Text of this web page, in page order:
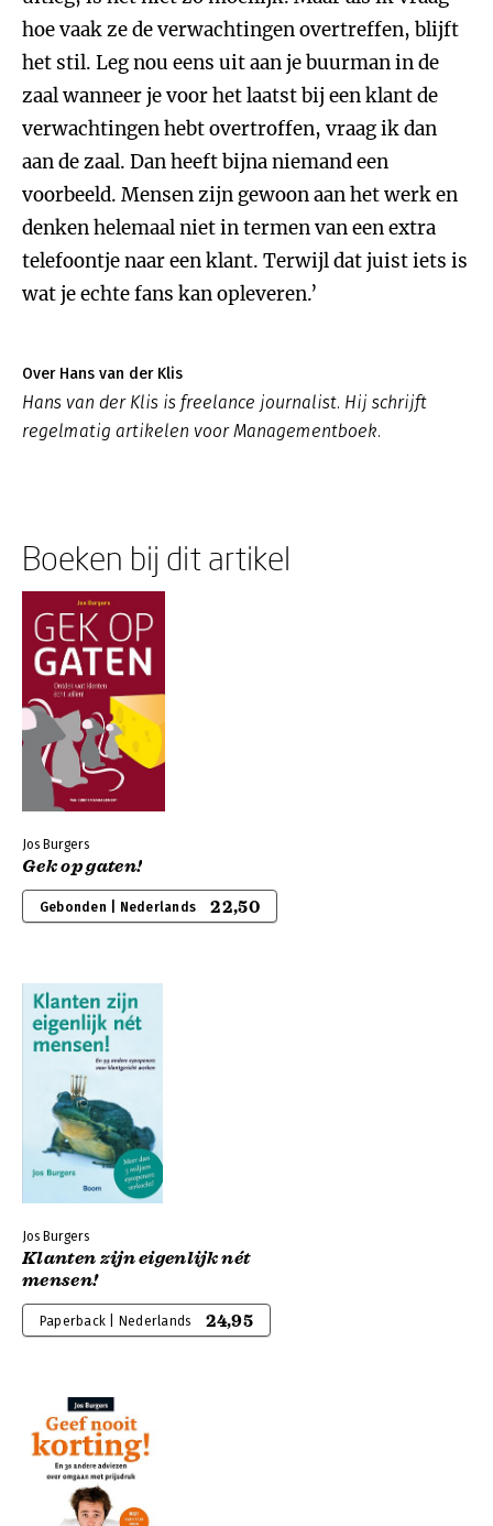
hoe vaak ze de verwachtingen overtreffen, blijft
het stil. Leg nou eens uit aan je buurman in de
zaal wanneer je voor het laatst bij een klant de
verwachtingen hebt overtroffen, vraag ik dan
aan de zaal. Dan heeft bijna niemand een
voorbeeld. Mensen zijn gewoon aan het werk en
denken helemaal niet in termen van een extra
telefoontje naar een klant. Terwijl dat juist iets is
wat je echte fans kan opleveren.’
Over Hans van der Klis
Hans van der Klis is freelance journalist. Hij schrijft
regelmatig artikelen voor Managementboek.
Boeken bij dit artikel
Jos Burgers
Gek op gaten!
Gebonden | Nederlands 22,50
Jos Burgers
Klanten zijn eigenlijk nét
mensen!
Paperback | Nederlands 24,95